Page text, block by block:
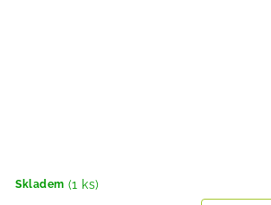
Skladem (1 ks)